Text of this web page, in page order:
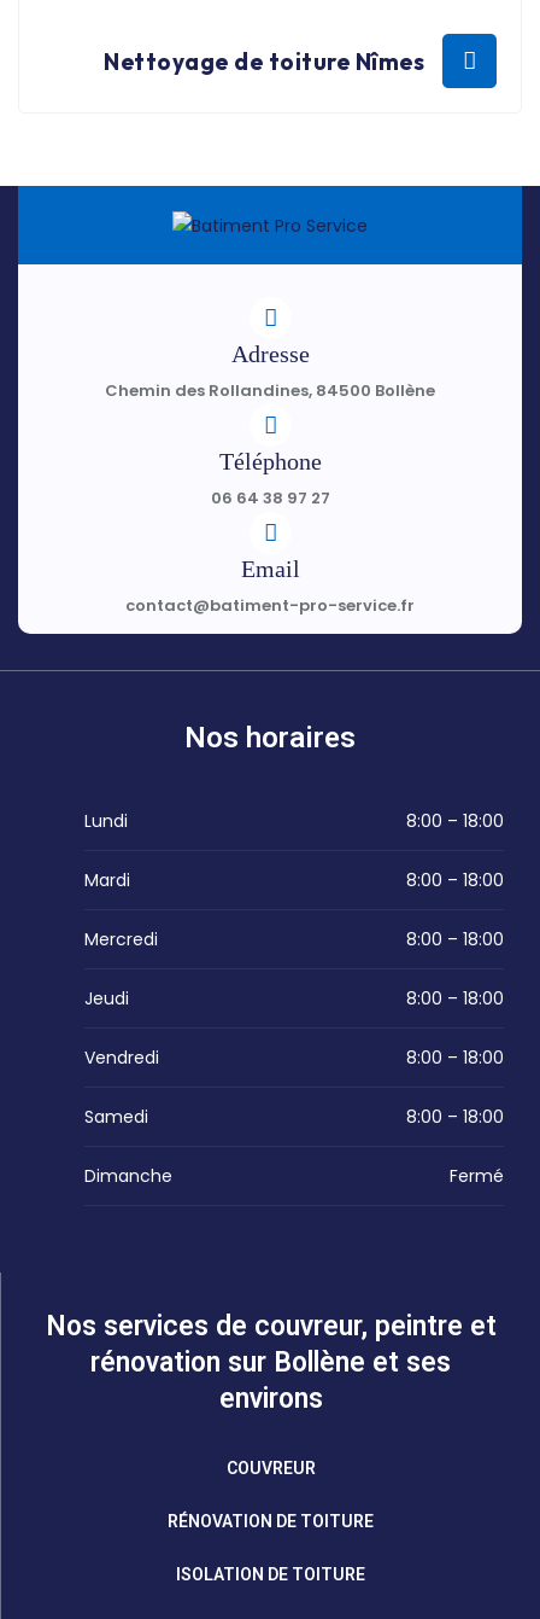
Nettoyage de toiture Nîmes
Adresse
Chemin des Rollandines, 84500 Bollène
Téléphone
06 64 38 97 27
Email
contact@batiment-pro-service.fr
Nos horaires
Lundi 8:00 – 18:00
Mardi 8:00 – 18:00
Mercredi 8:00 – 18:00
Jeudi 8:00 – 18:00
Vendredi 8:00 – 18:00
Samedi 8:00 – 18:00
Dimanche Fermé
Nos services de couvreur, peintre et
rénovation sur Bollène et ses
environs
COUVREUR
RÉNOVATION DE TOITURE
ISOLATION DE TOITURE